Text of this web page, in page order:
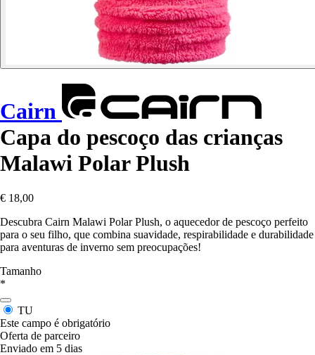
Cairn
Capa do pescoço das crianças
Malawi Polar Plush
€ 18,00
Descubra Cairn Malawi Polar Plush, o aquecedor de pescoço perfeito
para o seu filho, que combina suavidade, respirabilidade e durabilidade
para aventuras de inverno sem preocupações!
Tamanho
*
TU
Este campo é obrigatório
Oferta de parceiro
Enviado em 5 dias